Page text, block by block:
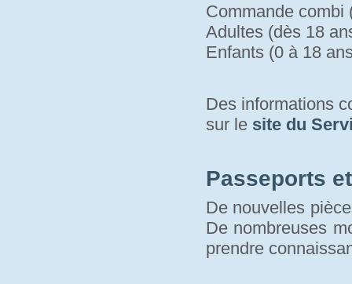
Commande combi
Adultes (dès 18
Enfants (0 à 18
Des informations
sur le site du
Passeports
De nouvelles
De nombreuses
prendre